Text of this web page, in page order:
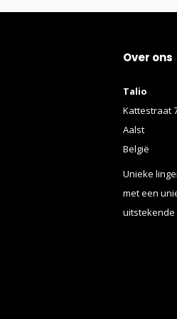
Over ons
Talio
Kattestraat
Aalst
België
Unieke
met een
uitstekende